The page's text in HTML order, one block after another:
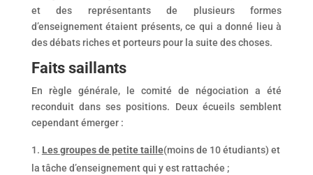
et des représentants de plusieurs formes
d’enseignement étaient présents, ce qui a donné lieu à
des débats riches et porteurs pour la suite des choses.
Faits saillants
En règle générale, le comité de négociation a été
reconduit dans ses positions. Deux écueils semblent
cependant émerger :
Lesgroupes de petite taille(moins de 10 étudiants) et
la tâche d’enseignement qui y est rattachée ;